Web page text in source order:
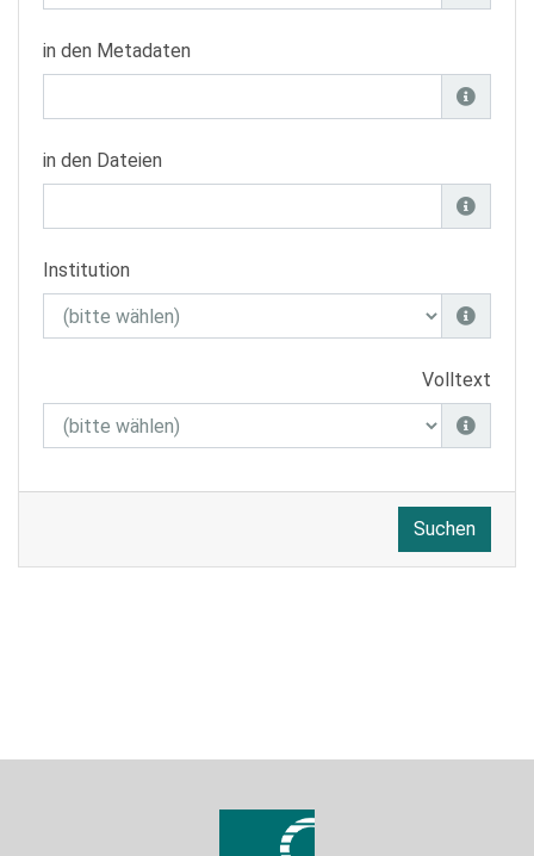
in den Metadaten
in den Dateien
Institution
Volltext
Suchen